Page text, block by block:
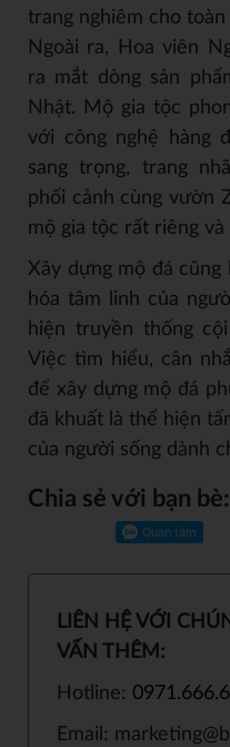
trang nghiêm cho
Ngoài ra, Hoa viên
ra mắt dòng sản
Nhật. Mộ gia tộc
với công nghệ hàng
sang trọng, trang
phối cảnh cùng vườn
mộ gia tộc rất riêng và
Xây dựng mộ đá
hóa tâm linh của
hiện truyền thống
Việc tìm hiểu, cân
để xây dựng mộ đá
đã khuất là thể hiện
của người sống dành
Chia sẻ với bạn bè:
LIÊN HỆ VỚI
VẤN THÊM:
Hotline:
Email: